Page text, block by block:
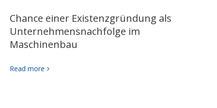
Chance einer Existenzgründung als
Unternehmensnachfolge im
Maschinenbau
Read more